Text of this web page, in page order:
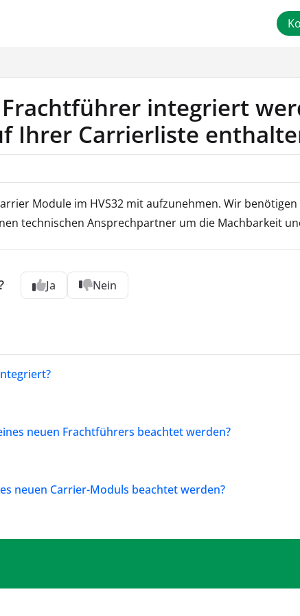
integriert
Ihrer Carrierliste
Module im HVS32 mit aufzunehmen. Wir
technischen Ansprechpartner um die Machbarkeit
Ja Nein
neuen Frachtführers beachtet werden?
neuen Carrier-Moduls beachtet werden?